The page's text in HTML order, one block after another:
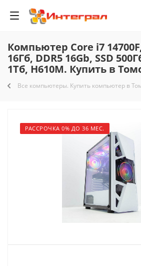
Компьютер Core i7
16Гб, DDR5 16Gb, SSD
1Тб, H610M. Купить в
Все компьютеры. Купить компьютер в
РАССРОЧКА 0% ДО 36 МЕС.